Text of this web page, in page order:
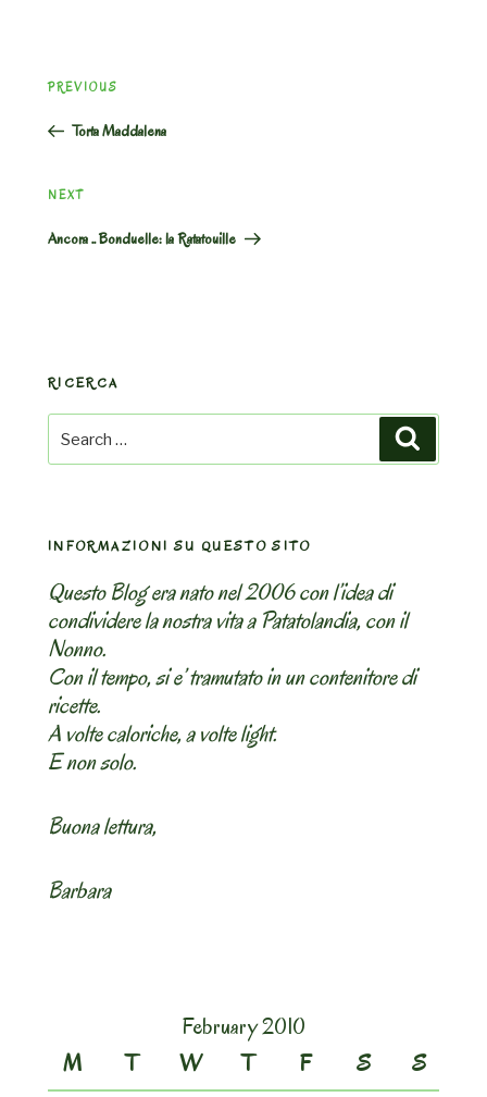
navigation
Previous
PREVIOUS
Torta Maddalena
Next
NEXT
Ancora .. Bonduelle: la Ratatouille
RICERCA
Search
for:
INFORMAZIONI SU QUESTO SITO
Questo Blog era nato nel 2006 con l’idea di
condividere la nostra vita a Patatolandia, con il
Nonno.
Con il tempo, si e’ tramutato in un contenitore di
ricette.
A volte caloriche, a volte light.
E non solo.
Buona lettura,
Barbara
February 2010
M
T W T F S
S